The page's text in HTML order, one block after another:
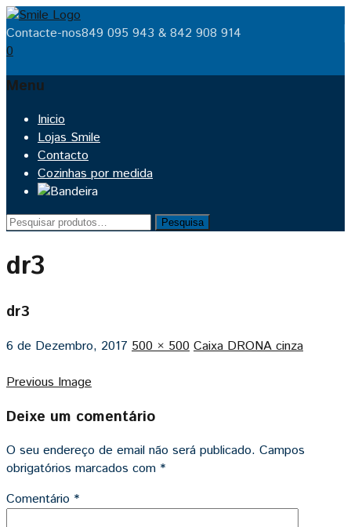
Contacte-nos849 095 943 & 842 908 914
0
Menu
Skip
content
Inicio
Lojas Smile
Contacto
Cozinhas por medida
Pesquisar
Pesquisa
dr3
dr3
6 de Dezembro, 2017 500 × 500 Caixa DRONA cinza
Previous Image
Deixe um comentário
O seu endereço de email não será publicado. Campos
obrigatórios marcados com *
Comentário *